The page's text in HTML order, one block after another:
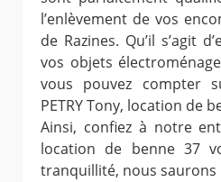
l’enlèvement de vos
de Razines. Qu’il s’agit
vos objets
vous pouvez compter
PETRY Tony, location de
Ainsi, confiez à notre
location de benne 37
tranquillité, nous saurons